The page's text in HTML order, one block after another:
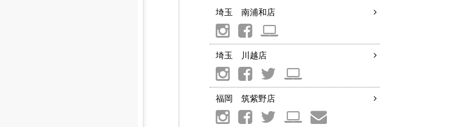
埼玉 南浦和店
埼玉 川越店
福岡 筑紫野店